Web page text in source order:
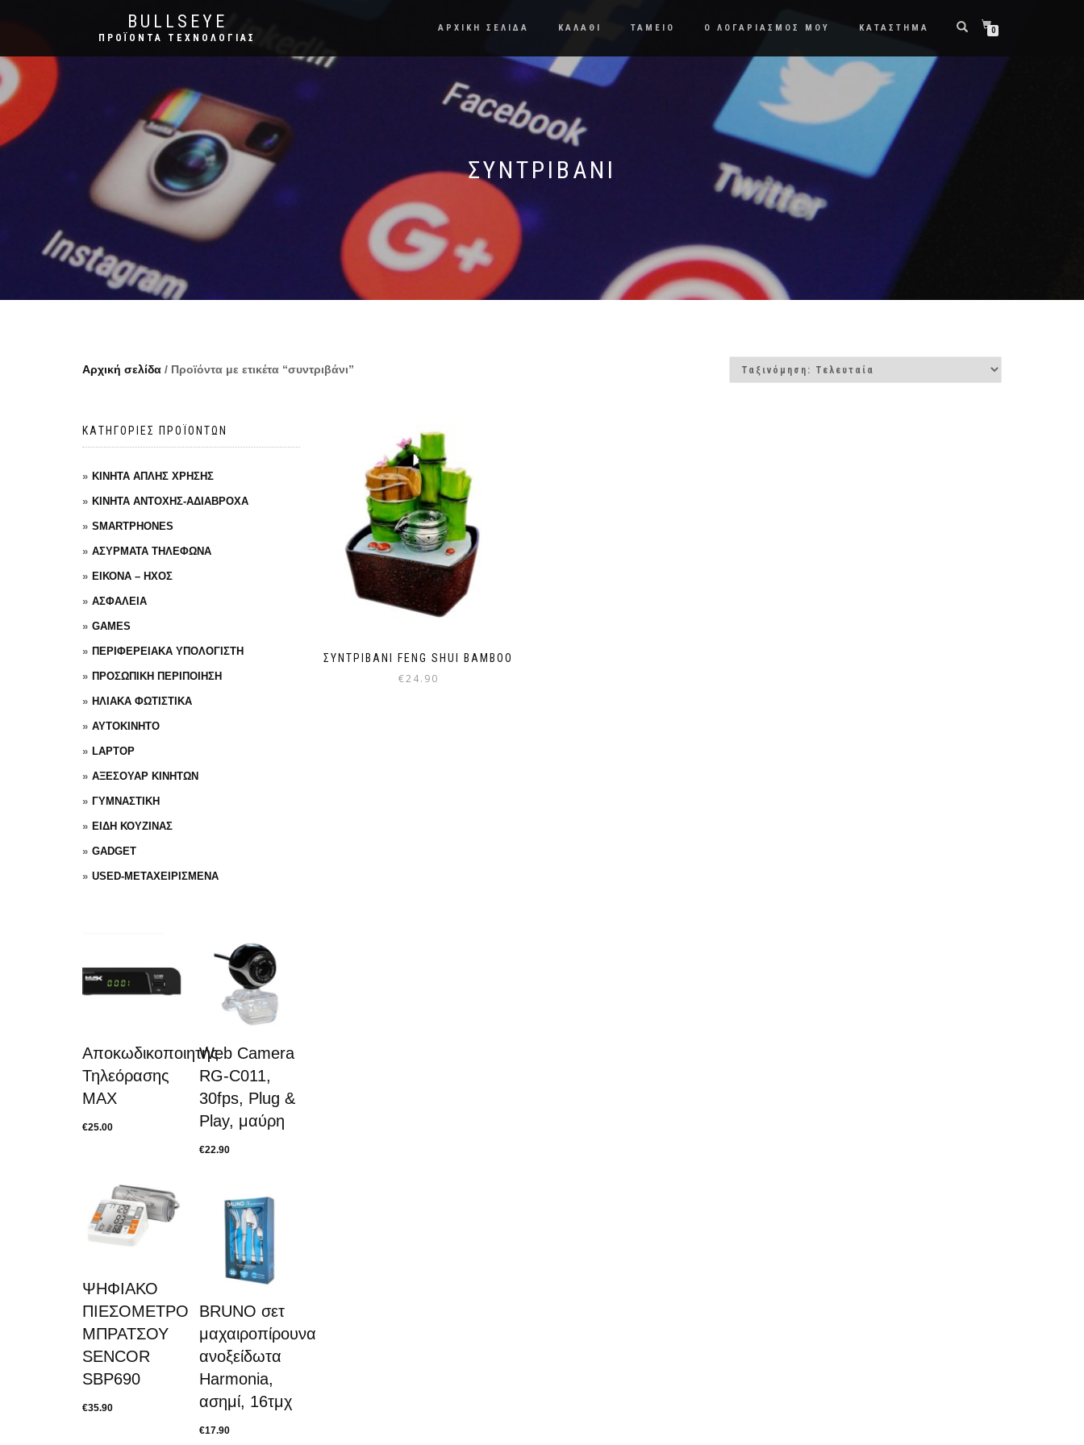
BULLSEYE
ΠΡΟΪΌΝΤΑ ΤΕΧΝΟΛΟΓΊΑΣ
ΑΡΧΙΚΗ ΣΕΛΙΔΑ ΚΑΛΑΘΙ ΤΑΜΕΙΟ Ο ΛΟΓΑΡΙΑΣΜΟΣ ΜΟΥ ΚΑΤΑΣΤΗΜΑ 0
ΣΥΝΤΡΙΒΆΝΙ
Αρχική σελίδα / Προϊόντα με ετικέτα “συντριβάνι”
ΣΥΝΤΡΙΒΆΝΙ FENG SHUI BAMBOO
€24.90
ΚΑΤΗΓΟΡΙΕΣ ΠΡΟΪΟΝΤΩΝ
ΚΙΝΗΤΑ ΑΠΛΗΣ ΧΡΗΣΗΣ
ΚΙΝΗΤΑ ΑΝΤΟΧΗΣ-ΑΔΙΑΒΡΟΧΑ
SMARTPHONES
ΑΣΥΡΜΑΤΑ ΤΗΛΕΦΩΝΑ
ΕΙΚΟΝΑ – ΗΧΟΣ
ΑΣΦΑΛΕΙΑ
GAMES
ΠΕΡΙΦΕΡΕΙΑΚΑ ΥΠΟΛΟΓΙΣΤΗ
ΠΡΟΣΩΠΙΚΗ ΠΕΡΙΠΟΙΗΣΗ
ΗΛΙΑΚΑ ΦΩΤΙΣΤΙΚΑ
ΑΥΤΟΚΙΝΗΤΟ
LAPTOP
ΑΞΕΣΟΥΑΡ ΚΙΝΗΤΩΝ
ΓΥΜΝΑΣΤΙΚΗ
ΕΙΔΗ ΚΟΥΖΙΝΑΣ
GADGET
USED-ΜΕΤΑΧΕΙΡΙΣΜΕΝΑ
Αποκωδικοποιητής
Τηλεόρασης
MAX
€25.00
ΨΗΦΙΑΚΟ
ΠΙΕΣΟΜΕΤΡΟ
ΜΠΡΑΤΣΟΥ
SENCOR
SBP690
€35.90
Web Camera
RG-C011,
30fps, Plug &
Play, μαύρη
€22.90
BRUNO σετ
μαχαιροπίρουνα
ανοξείδωτα
Harmonia,
ασημί, 16τμχ
€17.90